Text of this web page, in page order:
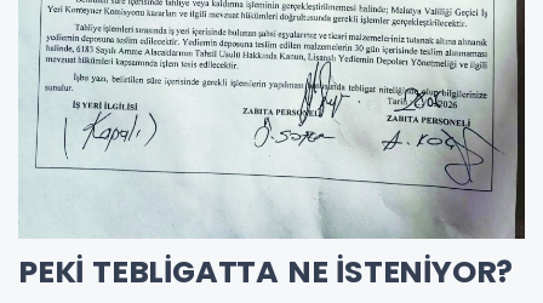
PEKİ TEBLİGATTA NE İSTENİYOR?